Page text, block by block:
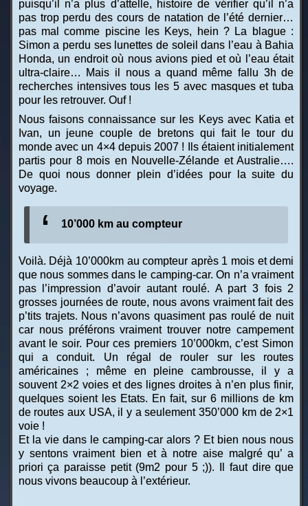
puisqu’il n’a plus d’attelle, histoire de vérifier qu’il n’a
pas trop perdu des cours de natation de l’été dernier…
pas mal comme piscine les Keys, hein ? La blague :
Simon a perdu ses lunettes de soleil dans l’eau à Bahia
Honda, un endroit où nous avions pied et où l’eau était
ultra-claire… Mais il nous a quand même fallu 3h de
recherches intensives tous les 5 avec masques et tuba
pour les retrouver. Ouf !
Nous faisons connaissance sur les Keys avec Katia et
Ivan, un jeune couple de bretons qui fait le tour du
monde avec un 4×4 depuis 2007 ! Ils étaient initialement
partis pour 8 mois en Nouvelle-Zélande et Australie….
De quoi nous donner plein d’idées pour la suite du
voyage.
10’000 km au compteur
Voilà. Déjà 10’000km au compteur après 1 mois et demi
que nous sommes dans le camping-car. On n’a vraiment
pas l’impression d’avoir autant roulé. A part 3 fois 2
grosses journées de route, nous avons vraiment fait des
p’tits trajets. Nous n’avons quasiment pas roulé de nuit
car nous préférons vraiment trouver notre campement
avant le soir. Pour ces premiers 10’000km, c’est Simon
qui a conduit. Un régal de rouler sur les routes
américaines ; même en pleine cambrousse, il y a
souvent 2×2 voies et des lignes droites à n’en plus finir,
quelques soient les Etats. En fait, sur 6 millions de km
de routes aux USA, il y a seulement 350’000 km de 2×1
voie !
Et la vie dans le camping-car alors ? Et bien nous nous
y sentons vraiment bien et à notre aise malgré qu’ a
priori ça paraisse petit (9m2 pour 5 ;)). Il faut dire que
nous vivons beaucoup à l’extérieur.